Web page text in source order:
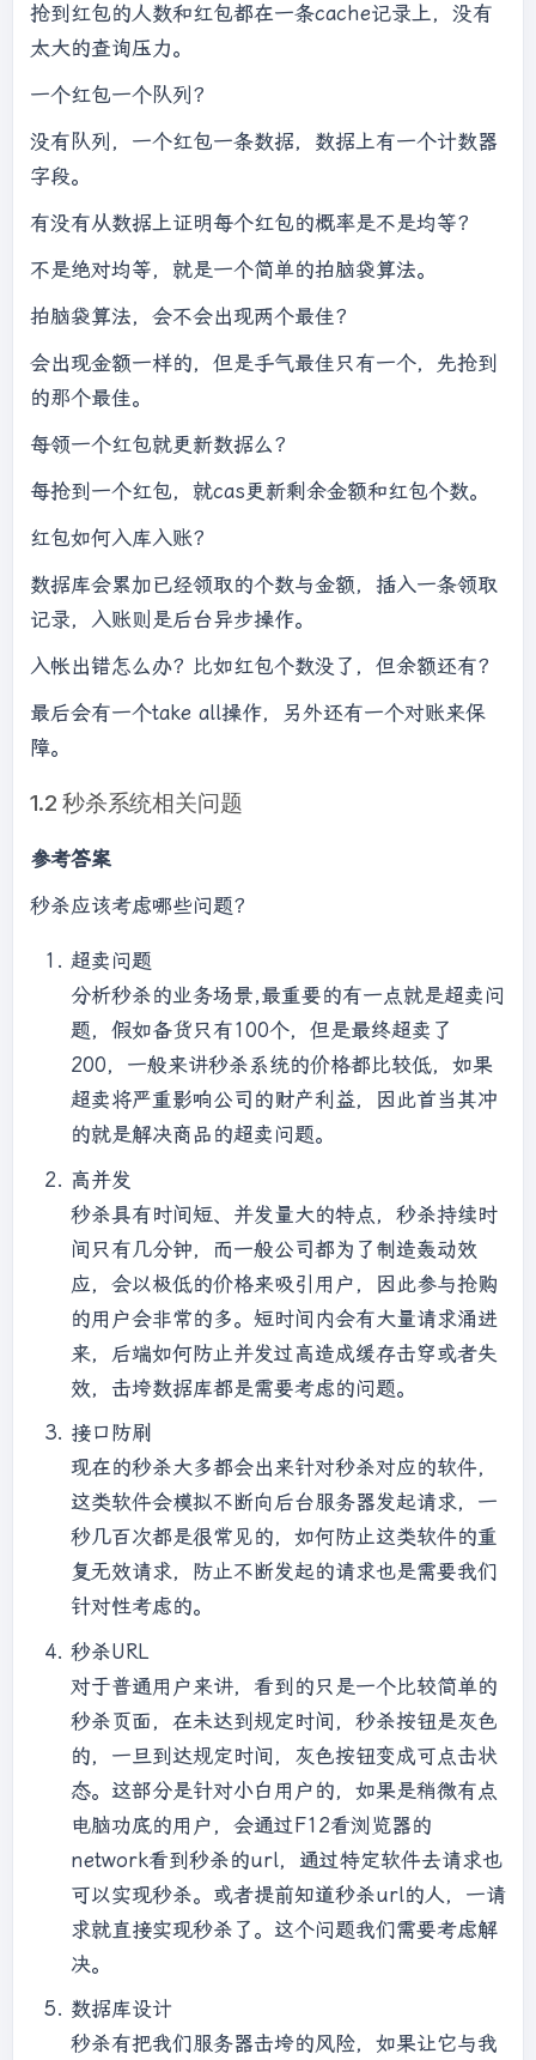
抢到红包的人数和红包都在一条cache记录上，没有
太大的查询压力。
一个红包一个队列？
没有队列，一个红包一条数据，数据上有一个计数器
字段。
有没有从数据上证明每个红包的概率是不是均等？
不是绝对均等，就是一个简单的拍脑袋算法。
拍脑袋算法，会不会出现两个最佳？
会出现金额一样的，但是手气最佳只有一个，先抢到
的那个最佳。
每领一个红包就更新数据么？
每抢到一个红包，就cas更新剩余金额和红包个数。
红包如何入库入账？
数据库会累加已经领取的个数与金额，插入一条领取
记录，入账则是后台异步操作。
入帐出错怎么办？比如红包个数没了，但余额还有？
最后会有一个take all操作，另外还有一个对账来保
障。
1.2 秒杀系统相关问题
参考答案
秒杀应该考虑哪些问题？
超卖问题
分析秒杀的业务场景,最重要的有一点就是超卖问
题，假如备货只有100个，但是最终超卖了
200，一般来讲秒杀系统的价格都比较低，如果
超卖将严重影响公司的财产利益，因此首当其冲
的就是解决商品的超卖问题。
高并发
秒杀具有时间短、并发量大的特点，秒杀持续时
间只有几分钟，而一般公司都为了制造轰动效
应，会以极低的价格来吸引用户，因此参与抢购
的用户会非常的多。短时间内会有大量请求涌进
来，后端如何防止并发过高造成缓存击穿或者失
效，击垮数据库都是需要考虑的问题。
接口防刷
现在的秒杀大多都会出来针对秒杀对应的软件，
这类软件会模拟不断向后台服务器发起请求，一
秒几百次都是很常见的，如何防止这类软件的重
复无效请求，防止不断发起的请求也是需要我们
针对性考虑的。
秒杀URL
对于普通用户来讲，看到的只是一个比较简单的
秒杀页面，在未达到规定时间，秒杀按钮是灰色
的，一旦到达规定时间，灰色按钮变成可点击状
态。这部分是针对小白用户的，如果是稍微有点
电脑功底的用户，会通过F12看浏览器的
network看到秒杀的url，通过特定软件去请求也
可以实现秒杀。或者提前知道秒杀url的人，一请
求就直接实现秒杀了。这个问题我们需要考虑解
决。
数据库设计
秒杀有把我们服务器击垮的风险，如果让它与我